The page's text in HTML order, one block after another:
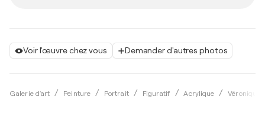
Voir l'œuvre chez vous Demander d'autres photos
Galerie d'art Peinture Portrait Figuratif Acrylique Véronique